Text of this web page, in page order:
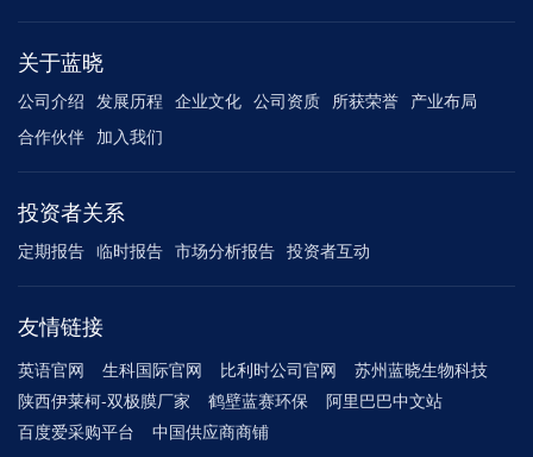
关于蓝晓
公司介绍 发展历程 企业文化 公司资质 所获荣誉 产业布局
合作伙伴 加入我们
投资者关系
定期报告 临时报告 市场分析报告 投资者互动
友情链接
英语官网 生科国际官网 比利时公司官网
苏州蓝晓生物科技
陕西伊莱柯-双极膜厂家
鹤壁蓝赛环保
阿里巴巴中文站
百度爱采购平台
中国供应商商铺